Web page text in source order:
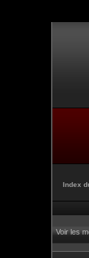
Index
Voir les